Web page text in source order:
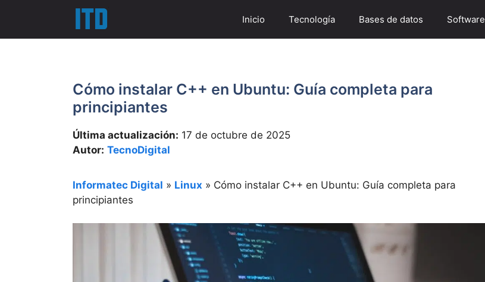
contenido
Inicio Tecnología Bases de datos Software
Cómo instalar C++ en Ubuntu: Guía completa para
principiantes
Última actualización: 17 de octubre de 2025
Autor: TecnoDigital
Informatec Digital » Linux » Cómo instalar C++ en Ubuntu: Guía completa para
principiantes